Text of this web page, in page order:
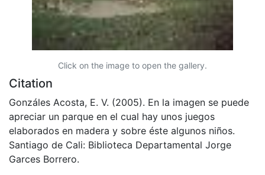
Click on the image to open the gallery.
Citation
Gonzáles Acosta, E. V. (2005). En la imagen se puede
apreciar un parque en el cual hay unos juegos
elaborados en madera y sobre éste algunos niños.
Santiago de Cali: Biblioteca Departamental Jorge
Garces Borrero.